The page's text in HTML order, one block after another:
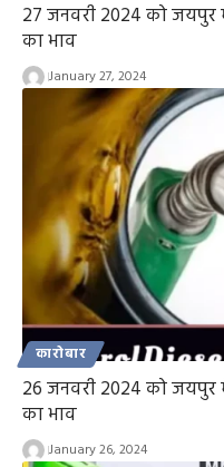
27 जनवरी 2024 को
का भाव
January 27, 2024
कारोबार
26 जनवरी 2024 को
का भाव
January 26, 2024